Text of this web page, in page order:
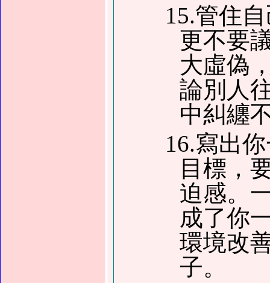
15.管住
更不要
大虛偽
論別人
中糾纏
16.寫出
目標，
迫感。
成了你
環境改
子。